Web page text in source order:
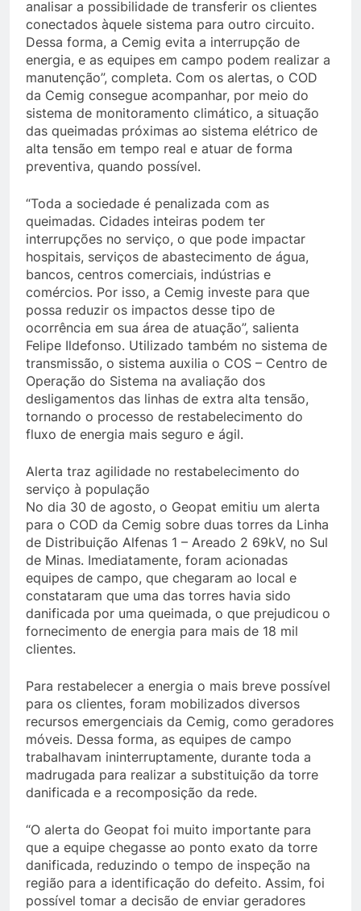
analisar a possibilidade de transferir os clientes
conectados àquele sistema para outro circuito.
Dessa forma, a Cemig evita a interrupção de
energia, e as equipes em campo podem realizar a
manutenção”, completa. Com os alertas, o COD
da Cemig consegue acompanhar, por meio do
sistema de monitoramento climático, a situação
das queimadas próximas ao sistema elétrico de
alta tensão em tempo real e atuar de forma
preventiva, quando possível.
“Toda a sociedade é penalizada com as
queimadas. Cidades inteiras podem ter
interrupções no serviço, o que pode impactar
hospitais, serviços de abastecimento de água,
bancos, centros comerciais, indústrias e
comércios. Por isso, a Cemig investe para que
possa reduzir os impactos desse tipo de
ocorrência em sua área de atuação”, salienta
Felipe Ildefonso. Utilizado também no sistema de
transmissão, o sistema auxilia o COS – Centro de
Operação do Sistema na avaliação dos
desligamentos das linhas de extra alta tensão,
tornando o processo de restabelecimento do
fluxo de energia mais seguro e ágil.
Alerta traz agilidade no restabelecimento do
serviço à população
No dia 30 de agosto, o Geopat emitiu um alerta
para o COD da Cemig sobre duas torres da Linha
de Distribuição Alfenas 1 – Areado 2 69kV, no Sul
de Minas. Imediatamente, foram acionadas
equipes de campo, que chegaram ao local e
constataram que uma das torres havia sido
danificada por uma queimada, o que prejudicou o
fornecimento de energia para mais de 18 mil
clientes.
Para restabelecer a energia o mais breve possível
para os clientes, foram mobilizados diversos
recursos emergenciais da Cemig, como geradores
móveis. Dessa forma, as equipes de campo
trabalhavam ininterruptamente, durante toda a
madrugada para realizar a substituição da torre
danificada e a recomposição da rede.
“O alerta do Geopat foi muito importante para
que a equipe chegasse ao ponto exato da torre
danificada, reduzindo o tempo de inspeção na
região para a identificação do defeito. Assim, foi
possível tomar a decisão de enviar geradores